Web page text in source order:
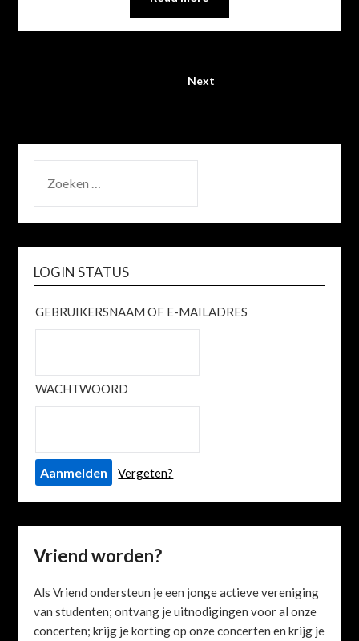
Next
NAAR:
LOGIN STATUS
GEBRUIKERSNAAM OF E-MAILADRES
WACHTWOORD
Vergeten?
Vriend worden?
Als Vriend ondersteun je een jonge actieve vereniging
van studenten; ontvang je uitnodigingen voor al onze
concerten; krijg je korting op onze concerten en krijg je